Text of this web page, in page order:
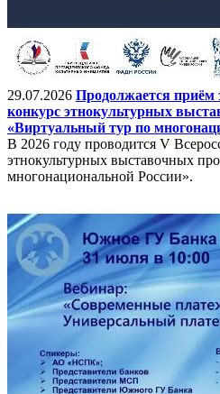
29.07.2026 Продолжается приём
конкурс этнокультурных
«Виртуальный тур по
В 2026 году проводится V
этнокультурных выставочных
многонациональной России».